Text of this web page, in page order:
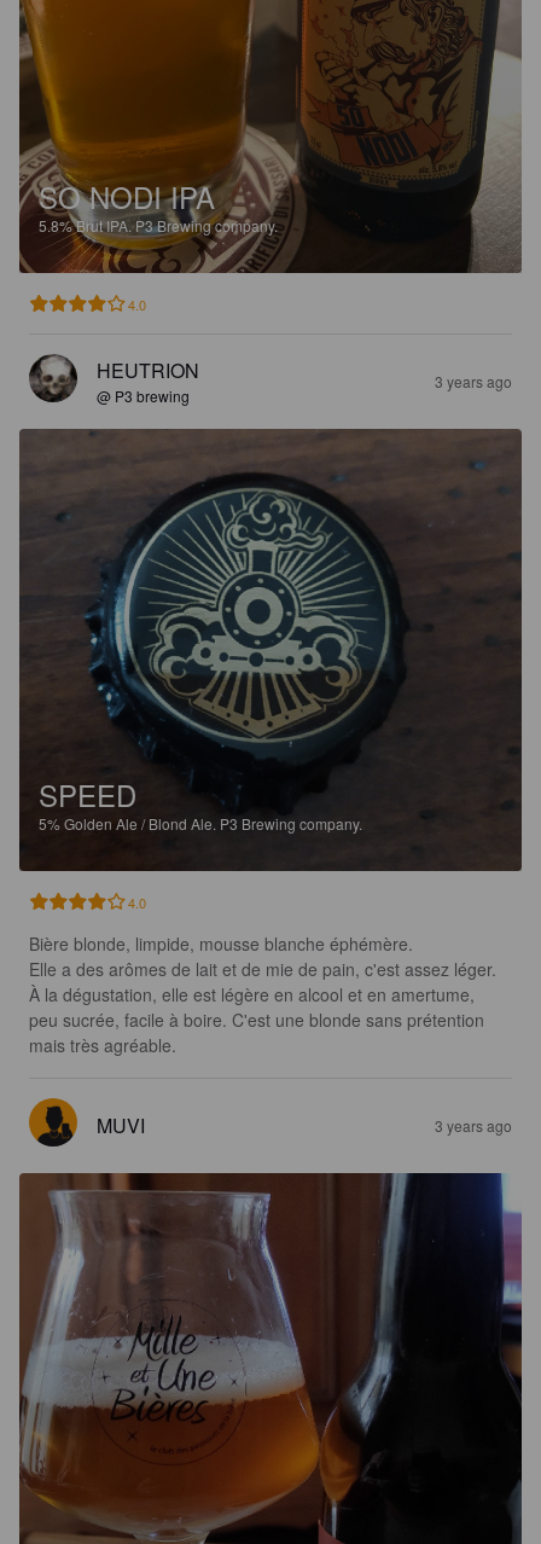
SO NODI IPA
5.8%Brut IPA.P3 Brewing company.
4.0
HEUTRION
@ P3 brewing
3 years ago
SPEED
5%Golden Ale / Blond Ale. P3 Brewing company.
4.0
Bière blonde, limpide, mousse blanche éphémère.
Elle a des arômes de lait et de mie de pain, c'est assez léger.
À la dégustation, elle est légère en alcool et en amertume,
peu sucrée, facile à boire. C'est une blonde sans prétention
mais très agréable.
MUVI 3 years ago